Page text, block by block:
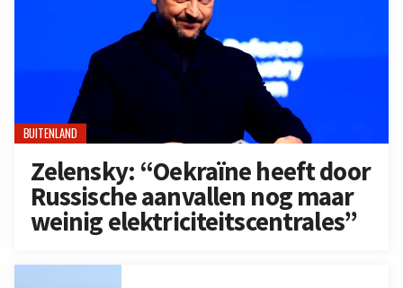
BUITENLAND
Zelensky: “Oekraïne heeft door
Russische aanvallen nog maar
weinig elektriciteitscentrales”